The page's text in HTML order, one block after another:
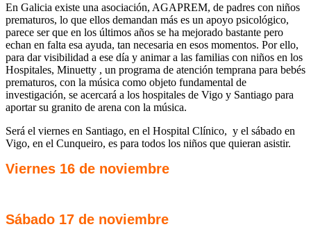
En Galicia existe una asociación, AGAPREM, de padres con niños
prematuros, lo que ellos demandan más es un apoyo psicológico,
parece ser que en los últimos años se ha mejorado bastante pero
echan en falta esa ayuda, tan necesaria en esos momentos. Por ello,
para dar visibilidad a ese día y animar a las familias con niños en los
Hospitales, Minuetty , un programa de atención temprana para bebés
prematuros, con la música como objeto fundamental de
investigación, se acercará a los hospitales de Vigo y Santiago para
aportar su granito de arena con la música.
Será el viernes en Santiago, en el Hospital Clínico, y el sábado en
Vigo, en el Cunqueiro, es para todos los niños que quieran asistir.
Viernes 16 de noviembre
Sábado 17 de noviembre